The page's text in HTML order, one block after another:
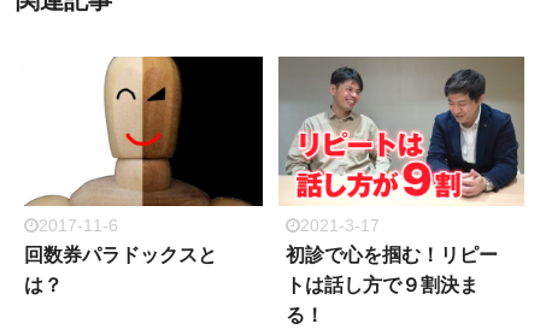
2017-11-6
回数券パラドックスと
は？
2021-3-17
初診で心を掴む！リピー
トは話し方で９割決ま
る！